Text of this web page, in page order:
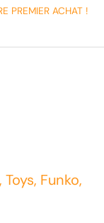
PREMIER ACHAT !
Funko,